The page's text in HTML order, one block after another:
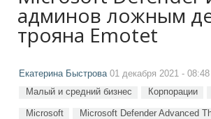
админов ложным
трояна Emotet
Екатерина Быстрова01 декабря 2021 - 08:48
Малый и средний бизнес Корпорации
Microsoft Microsoft Defender Advanced